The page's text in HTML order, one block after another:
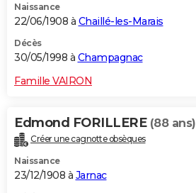
Naissance
22/06/1908 à Chaillé-les-Marais
Décès
30/05/1998 à Champagnac
Famille VAIRON
Edmond FORILLERE (88 ans)
Créer une cagnotte obsèques
Naissance
23/12/1908 à Jarnac